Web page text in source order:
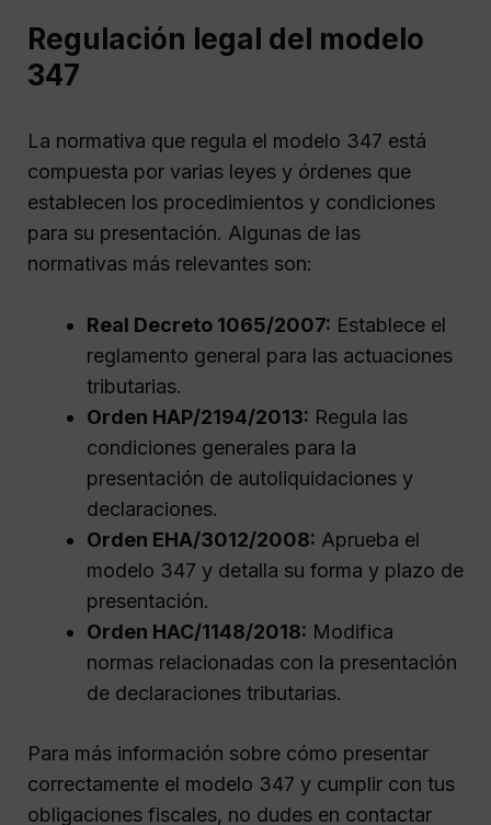
Regulación legal del modelo
347
La normativa que regula el modelo 347 está
compuesta por varias leyes y órdenes que
establecen los procedimientos y condiciones
para su presentación. Algunas de las
normativas más relevantes son:
Real Decreto 1065/2007: Establece el
reglamento general para las actuaciones
tributarias.
Orden HAP/2194/2013: Regula las
condiciones generales para la
presentación de autoliquidaciones y
declaraciones.
Orden EHA/3012/2008: Aprueba el
modelo 347 y detalla su forma y plazo de
presentación.
Orden HAC/1148/2018: Modifica
normas relacionadas con la presentación
de declaraciones tributarias.
Para más información sobre cómo presentar
correctamente el modelo 347 y cumplir con tus
obligaciones fiscales, no dudes en contactar